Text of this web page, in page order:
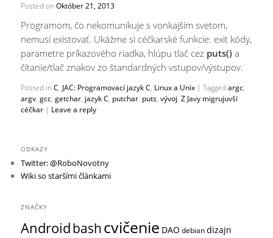
Posted onOktóber 21, 2013
Programom, čo nekomunikuje s vonkajším svetom,
nemusí existovať. Ukážme si céčkarské funkcie: exit kódy,
parametre príkazového riadka, hlúpu tlač cez puts() a
čítanie/tlač znakov zo štandardných vstupov/výstupov.
Posted in C, JAC: Programovací jazyk C, Linux a Unix |Tagged argc,
argv,gcc,getchar, jazyk C, putchar, puts,vývoj,Z Javy migrujuvší
céčkar | Leave a reply
ODKAZY
Twitter: @RoboNovotny
Wiki so staršími článkami
ZNAČKY
Androidbashcvičenie DAO debiandizajn